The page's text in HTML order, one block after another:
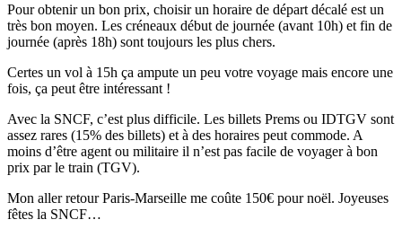
Pour obtenir un bon prix, choisir un horaire de départ décalé est un
très bon moyen. Les créneaux début de journée (avant 10h) et fin de
journée (après 18h) sont toujours les plus chers.
Certes un vol à 15h ça ampute un peu votre voyage mais encore une
fois, ça peut être intéressant !
Avec la SNCF, c’est plus difficile. Les billets Prems ou IDTGV sont
assez rares (15% des billets) et à des horaires peut commode. A
moins d’être agent ou militaire il n’est pas facile de voyager à bon
prix par le train (TGV).
Mon aller retour Paris-Marseille me coûte 150€ pour noël. Joyeuses
fêtes la SNCF…